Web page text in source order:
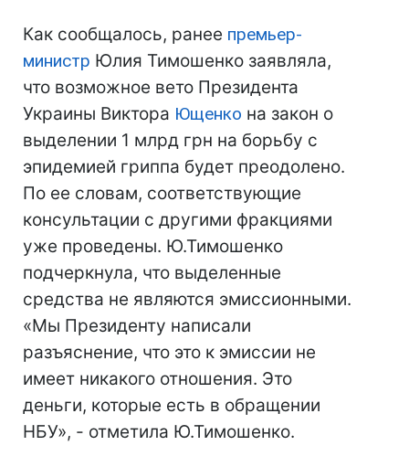
Как сообщалось, ранее премьер-
министр Юлия Тимошенко заявляла,
что возможное вето Президента
Украины Виктора Ющенко на закон о
выделении 1 млрд грн на борьбу с
эпидемией гриппа будет преодолено.
По ее словам, соответствующие
консультации с другими фракциями
уже проведены. Ю.Тимошенко
подчеркнула, что выделенные
средства не являются эмиссионными.
«Мы Президенту написали
разъяснение, что это к эмиссии не
имеет никакого отношения. Это
деньги, которые есть в обращении
НБУ», - отметила Ю.Тимошенко.